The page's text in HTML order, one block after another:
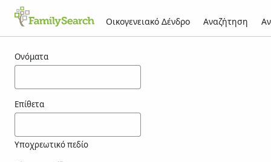
Οικογενειακό Δένδρο Αναζήτηση
Ονόματα
Επίθετα
Υποχρεωτικό πεδίο